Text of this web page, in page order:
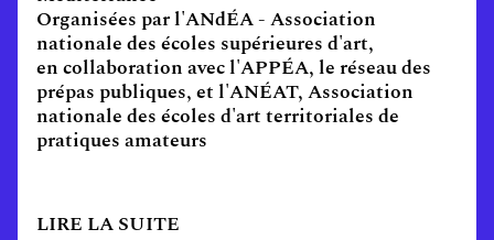
Organisées par l'ANdÉA - Association
nationale des écoles supérieures d'art,
en collaboration avec l'APPÉA, le réseau des
prépas publiques, et l'ANÉAT, Association
nationale des écoles d'art territoriales de
pratiques amateurs
LIRE LA SUITE